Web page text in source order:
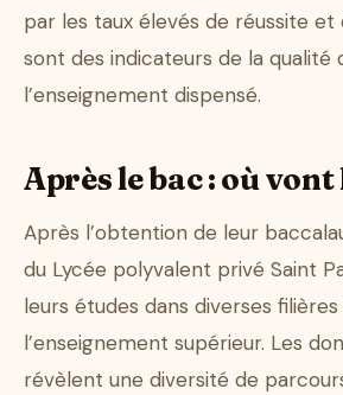
par les taux élevés de réussite et
sont des indicateurs de la qualité
l’enseignement dispensé.
Après le bac : où vont
Après l’obtention de leur
du Lycée polyvalent privé Saint
leurs études dans diverses filières
l’enseignement supérieur. Les
révèlent une diversité de